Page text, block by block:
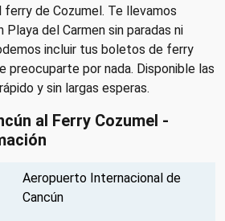
ferry de Cozumel. Te llevamos
del Carmen sin paradas ni
incluir tus boletos de ferry
preocuparte por nada. Disponible las
y sin largas esperas.
al Ferry Cozumel -
Aeropuerto Internacional de
Cancún